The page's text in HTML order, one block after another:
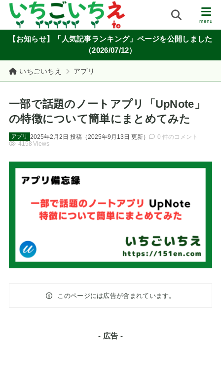
【お知らせ】「人気記事ランキング」ページを公開しました
（2026/07/12）
いちごいちえ アプリ
一部で話題のノートアプリ「UpNote」
の特徴について簡単にまとめてみた
2025年2月2日 投稿（2025年9月13日 更新）
アプリ
0 件のコメント
4158 Views
このページには広告が含まれています。
- 広告 -